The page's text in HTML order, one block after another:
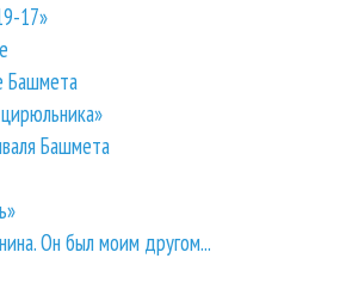
17»
Башмета
Башмета
Он был моим другом...